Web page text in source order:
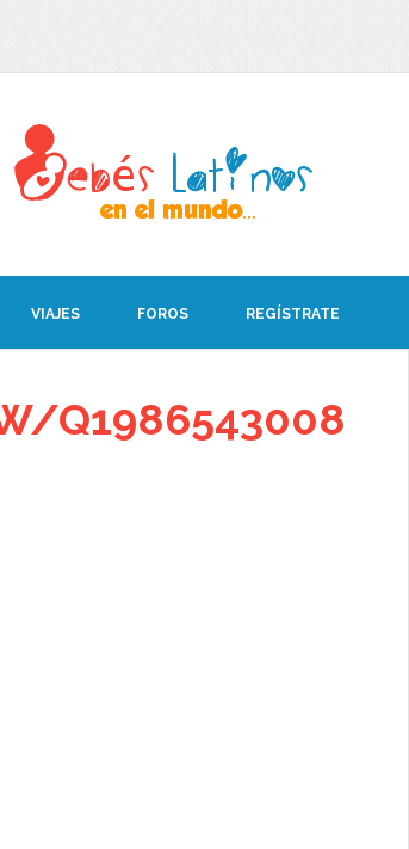
VIAJES FOROS REGÍSTRATE
Q1986543008